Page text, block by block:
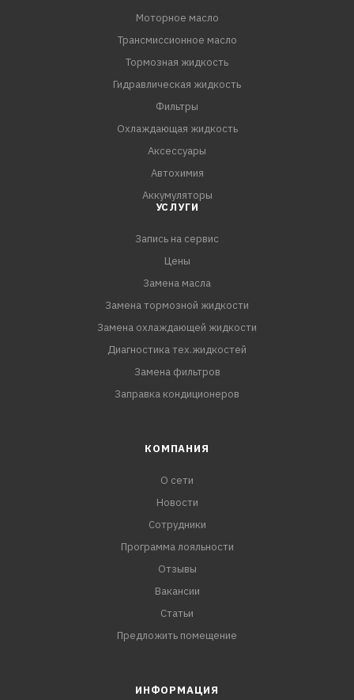
Моторное масло
Трансмиссионное масло
Тормозная жидкость
Гидравлическая жидкость
Фильтры
Охлаждающая жидкость
Аксессуары
Автохимия
Аккумуляторы
УСЛУГИ
Запись на сервис
Цены
Замена масла
Замена тормозной жидкости
Замена охлаждающей жидкости
Диагностика тех.жидкостей
Замена фильтров
Заправка кондиционеров
КОМПАНИЯ
О сети
Новости
Сотрудники
Программа лояльности
Отзывы
Вакансии
Статьи
Предложить помещение
ИНФОРМАЦИЯ